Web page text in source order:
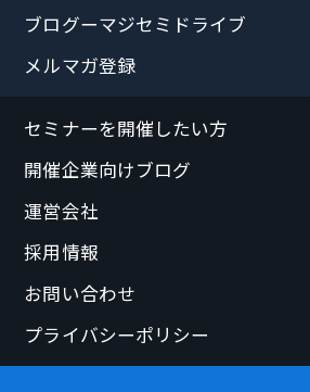
ブログーマジセミドライブ
メルマガ登録
セミナーを開催したい方
開催企業向けブログ
運営会社
採用情報
お問い合わせ
プライバシーポリシー